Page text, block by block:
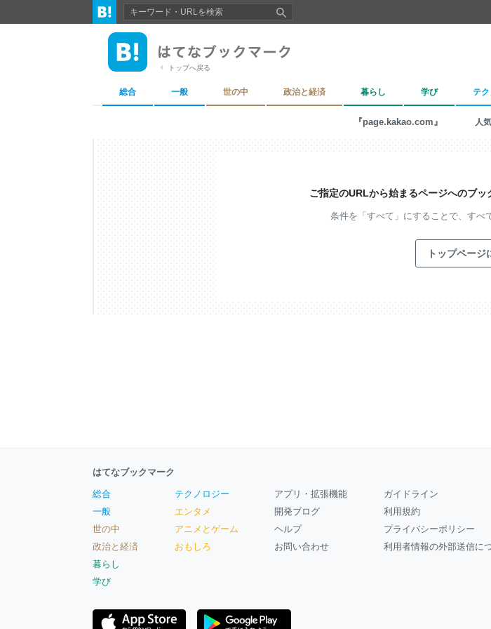
トップへ戻る
総合 一般 世の中 政治と経済 暮らし 学び テ
『page.kakao.com』 人気
ご指定のURLから始まるページへのブッ
条件を「すべて」にすることで、 すべ
トップページ
はてなブックマーク
総合
一般
世の中
政治と経済
暮らし
学び
テクノロジー
エンタメ
アニメとゲーム
おもしろ
アプリ・拡張機能
開発ブログ
ヘルプ
お問い合わせ
ガイドライン
利用規約
プライバシーポリシー
利用者情報の外部送信に